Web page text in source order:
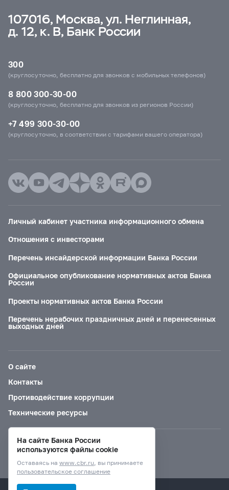
107016, Москва, ул. Неглинная,
д. 12, к. В, Банк России
300
(круглосуточно, бесплатно для звонков с мобильных телефонов)
8 800 300-30-00
(круглосуточно, бесплатно для звонков из регионов России)
+7 499 300-30-00
(круглосуточно, в соответствии с тарифами вашего оператора)
Личный кабинет участника информационного обмена
Отношения с инвесторами
Перечень инсайдерской информации Банка России
Официальное опубликование нормативных актов Банка
России
Проекты нормативных актов Банка России
Перечень нерабочих праздничных дней и перенесенных
выходных дней
О сайте
Контакты
Противодействие коррупции
Технические ресурсы
Версия для слабовидящих
На сайте Банка России
используются файлы cookie
Оставаясь на www.cbr.ru, вы принимаете
пользовательское соглашение